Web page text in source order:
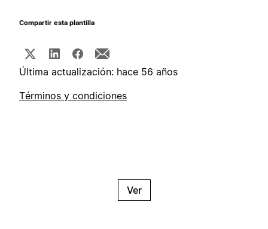
Compartir esta plantilla
Última actualización: hace 56 años
Términos y condiciones
Ver